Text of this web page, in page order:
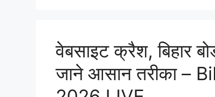
वेबसाइट क्रैश, बिहार
जाने आसान तरीका –